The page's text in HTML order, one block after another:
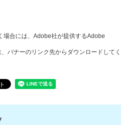
場合には、Adobe社が提供するAdobe
バナーのリンク先からダウンロードしてく